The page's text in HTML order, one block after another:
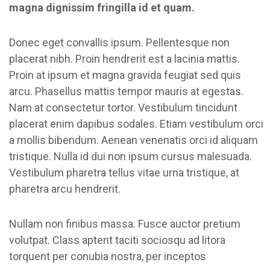
magna dignissim fringilla id et quam.
Donec eget convallis ipsum. Pellentesque non
placerat nibh. Proin hendrerit est a lacinia mattis.
Proin at ipsum et magna gravida feugiat sed quis
arcu. Phasellus mattis tempor mauris at egestas.
Nam at consectetur tortor. Vestibulum tincidunt
placerat enim dapibus sodales. Etiam vestibulum orci
a mollis bibendum. Aenean venenatis orci id aliquam
tristique. Nulla id dui non ipsum cursus malesuada.
Vestibulum pharetra tellus vitae urna tristique, at
pharetra arcu hendrerit.
Nullam non finibus massa. Fusce auctor pretium
volutpat. Class aptent taciti sociosqu ad litora
torquent per conubia nostra, per inceptos